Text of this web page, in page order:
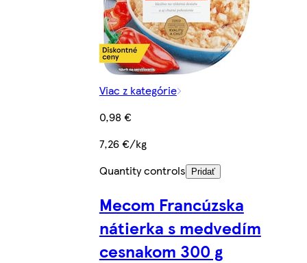
Viac z kategórie
0,98 €
7,26 €/kg
Quantity controls
Pridať
Mecom Francúzska
nátierka s medvedím
cesnakom 300 g